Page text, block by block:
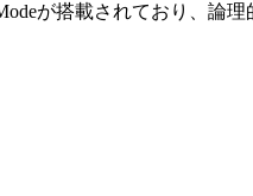
が搭載されており、論